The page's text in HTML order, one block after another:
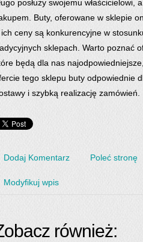
posłuży swojemu
Buty, oferowane w sklepie
ceny są konkurencyjne w
sklepach. Warto poznać
będą dla nas
tego sklepu buty odpowiednie
i szybką realizację zamówień.
Dodaj Komentarz Poleć stronę
Modyfikuj wpis
również: